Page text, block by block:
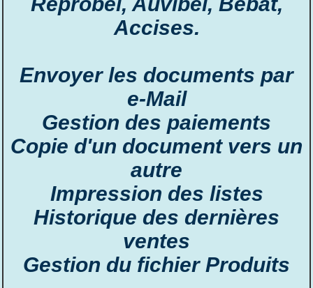
Accises.
Envoyer les documents par
e-Mail
Gestion des paiements
Copie d'un document vers un
autre
Impression des listes
Historique des dernières
ventes
Gestion du fichier Produits